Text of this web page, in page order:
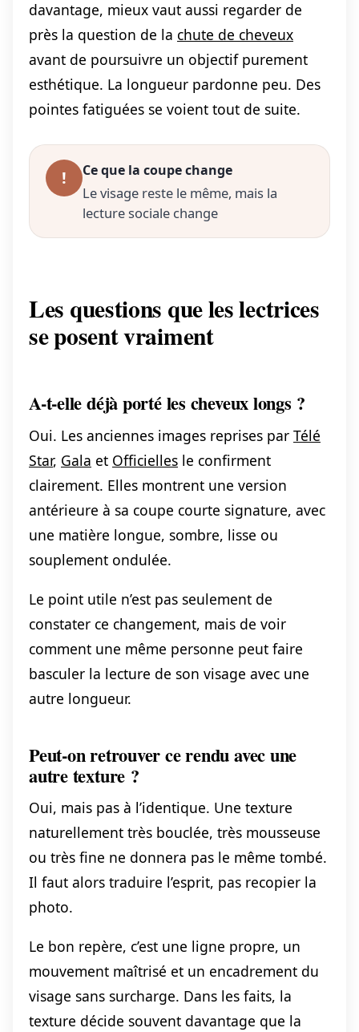
davantage, mieux vaut aussi regarder de
près la question de la chute de cheveux
avant de poursuivre un objectif purement
esthétique. La longueur pardonne peu. Des
pointes fatiguées se voient tout de suite.
! Ce que la coupe change
Le visage reste le même, mais la
lecture sociale change
Les questions que les lectrices
se posent vraiment
A-t-elle déjà porté les cheveux longs ?
Oui. Les anciennes images reprises par Télé
Star, Gala et Officielles le confirment
clairement. Elles montrent une version
antérieure à sa coupe courte signature, avec
une matière longue, sombre, lisse ou
souplement ondulée.
Le point utile n’est pas seulement de
constater ce changement, mais de voir
comment une même personne peut faire
basculer la lecture de son visage avec une
autre longueur.
Peut-on retrouver ce rendu avec une
autre texture ?
Oui, mais pas à l’identique. Une texture
naturellement très bouclée, très mousseuse
ou très fine ne donnera pas le même tombé.
Il faut alors traduire l’esprit, pas recopier la
photo.
Le bon repère, c’est une ligne propre, un
mouvement maîtrisé et un encadrement du
visage sans surcharge. Dans les faits, la
texture décide souvent davantage que la